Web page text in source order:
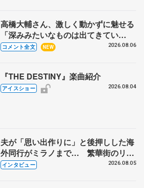
高橋大輔さん、激しく動かずに魅せる
「深みみたいなものは出てきてい
る？」 〝兄さん〟と慕うレジェンド
コメント全文 NEW 2026.08.06
『THE DESTINY』楽曲紹介
アイスショー 2026.08.04
夫が「思い出作りに」と後押しした海
外同行がミラノまで… 繁華街のリン
クでは不良のお兄さんも味方に 小林
インタビュー 2026.08.05